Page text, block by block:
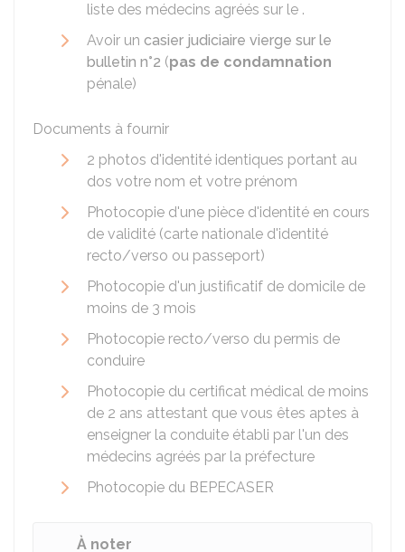
liste des médecins agréés sur le .
Avoir un casier judiciaire vierge sur le
bulletin n°2 (pas de condamnation
pénale)
Documents à fournir
2 photos d'identité identiques portant au
dos votre nom et votre prénom
Photocopie d'une pièce d'identité en cours
de validité (carte nationale d'identité
recto/verso ou passeport)
Photocopie d'un justificatif de domicile de
moins de 3 mois
Photocopie recto/verso du permis de
conduire
Photocopie du certificat médical de moins
de 2 ans attestant que vous êtes aptes à
enseigner la conduite établi par l'un des
médecins agréés par la préfecture
Photocopie du BEPECASER
À noter